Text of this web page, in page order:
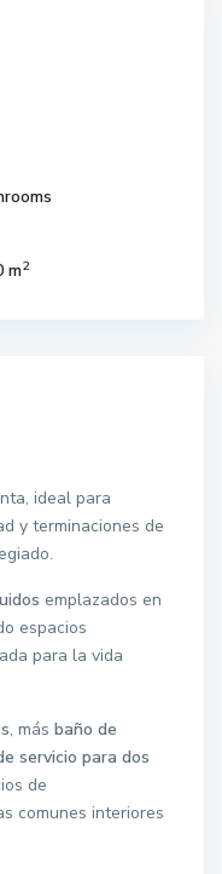
m2
ideal para
y terminaciones de
emplazados en
espacios
para la vida
, más baño de
servicio para dos
de
comunes interiores